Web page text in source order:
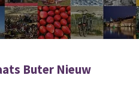
Buter Nieuw